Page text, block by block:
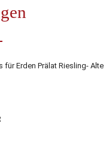
Erden Prälat Riesling- Alte